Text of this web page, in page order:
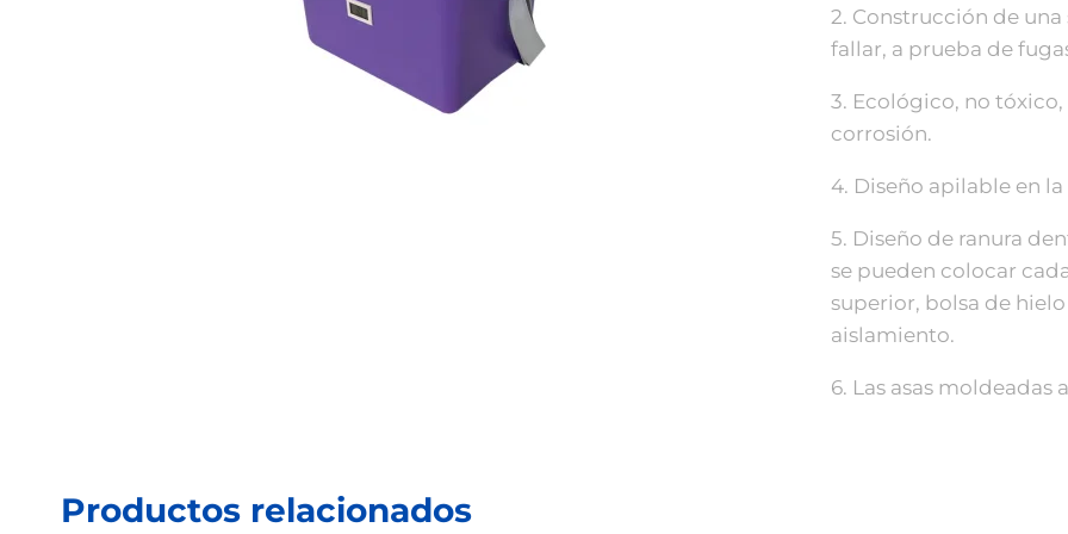
2. Construcción de una
fallar, a prueba de
3. Ecológico, no tóxico,
corrosión.
4. Diseño apilable en
5. Diseño de ranura
se pueden colocar
superior, bolsa de
aislamiento.
6. Las asas
Productos relacionados